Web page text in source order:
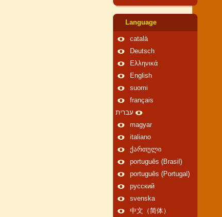
Language
català
Deutsch
Ελληνικά
English
suomi
français
עברית
magyar
italiano
ქართული
português (Brasil)
português (Portugal)
русский
svenska
中文（简体）